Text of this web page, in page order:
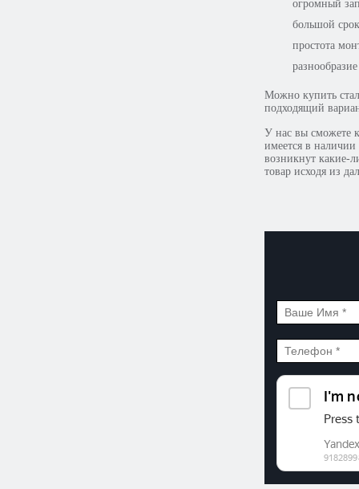
огромный
большой
простота
Можно купить
подходящий
У нас вы сможете
имеется в
возникнут какие-
товар исходя из